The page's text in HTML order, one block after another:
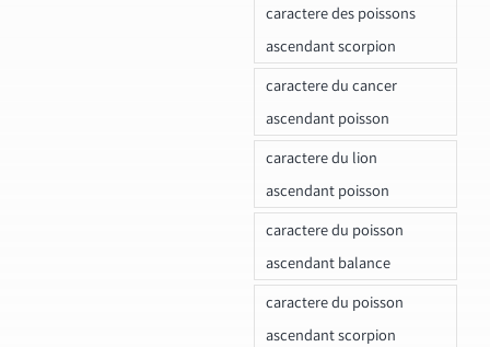
caractere des poissons
ascendant scorpion
caractere du cancer
ascendant poisson
caractere du lion
ascendant poisson
caractere du poisson
ascendant balance
caractere du poisson
ascendant scorpion